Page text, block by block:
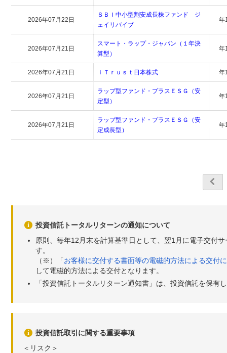
2026年07月22日
ＳＢＩ中小型割安成長株ファンド ジ
ェイリバイブ
年
2026年07月21日
スマート・ラップ・ジャパン（１年決
算型）
年
2026年07月21日 ｉＴｒｕｓｔ日本株式 年
2026年07月21日
ラップ型ファンド・プラスＥＳＧ（安
定型）
年
2026年07月21日
ラップ型ファンド・プラスＥＳＧ（安
定成長型）
年
投資信託トータルリターンの通知について
原則、毎年12月末を計算基準日として、翌1月に電子交付
す。
（※）「お客様に交付する書面等の電磁的方法による交付
して電磁的方法による交付となります。
「投資信託トータルリターン通知書」は、投資信託を保有
投資信託取引に関する重要事項
＜リスク＞